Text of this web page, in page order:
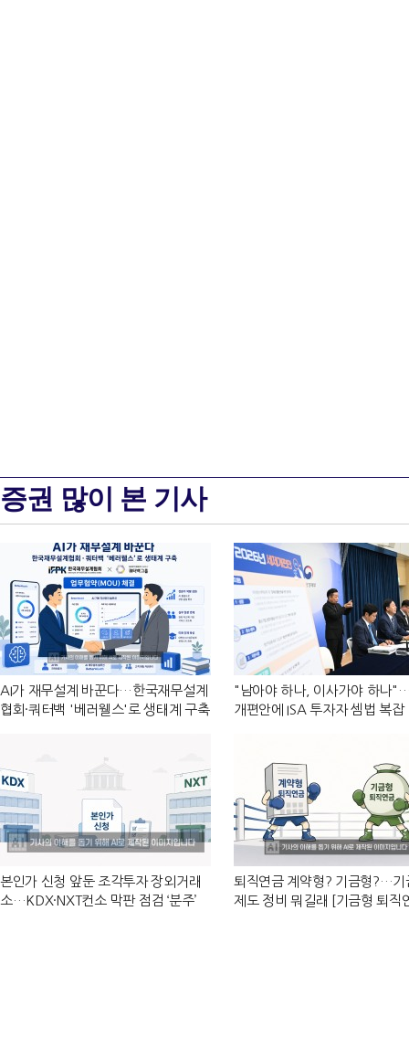
증권 많이 본 기사
AI가 재무설계 바꾼다…한국재무설계
협회·쿼터백 '베러웰스'로 생태계 구축
"남아야 하나, 이사가야 하나
개편안에 ISA 투자자 셈법 복잡
본인가 신청 앞둔 조각투자 장외거래
소…KDX·NXT컨소 막판 점검 ‘분주’
퇴직연금 계약형? 기금형?…기
제도 정비 뭐길래 [기금형 퇴직